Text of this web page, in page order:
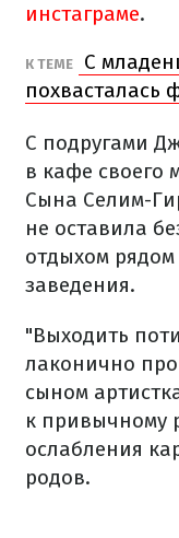
инстаграме.
К ТЕМЕ
С
похвасталась
С подругами
в кафе своего
Сына Селим-
не оставила
отдыхом
заведения.
"Выходить
лаконично
сыном
к привычному
ослабления
родов.